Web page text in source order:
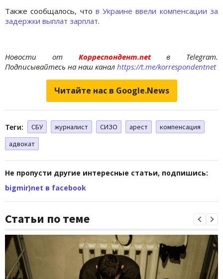
Также сообщалось, что в Украине ввели компенсации за
задержки выплат зарплат.
Новости отКорреспондент.netв Telegram.
Подписывайтесь на наш канал https://t.me/korrespondentnet
Читайте нас в Google.News
Теги: СБУ журналист СИЗО арест
компенсация
адвокат
Не пропусти другие интересные статьи, подпишись:
bigmir)net в facebook
Статьи по теме